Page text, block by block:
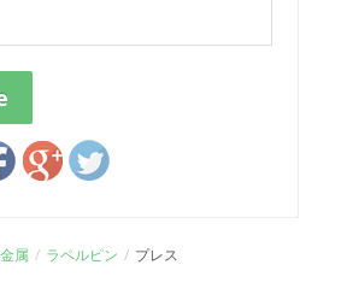
金属 / ラペルピン / プレス